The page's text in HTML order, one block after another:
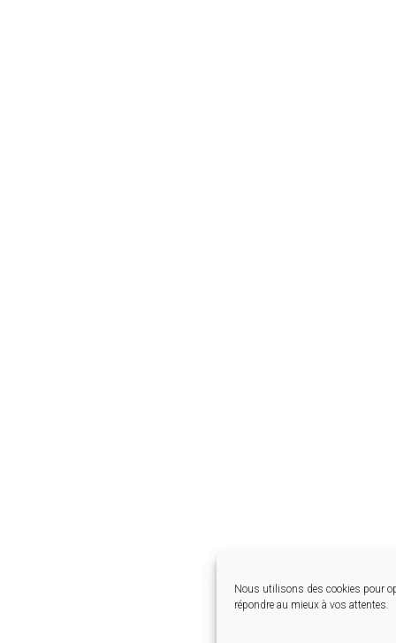
Nous utilisons des cookies pour
répondre au mieux à vos attentes.